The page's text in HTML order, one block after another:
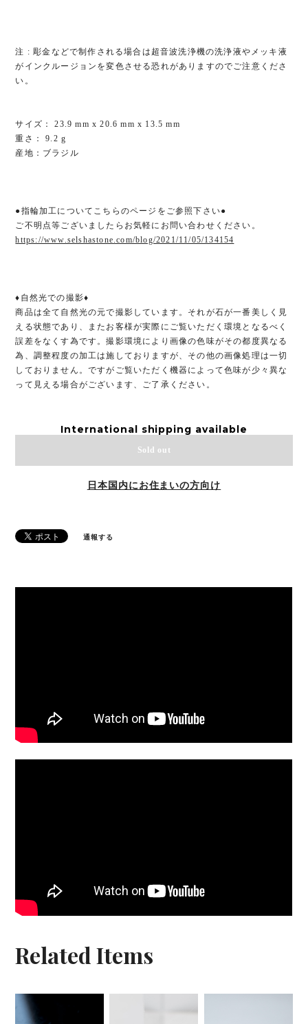
注 : 彫金などで制作される場合は超音波洗浄機の洗浄液やメッキ液
がインクルージョンを変色させる恐れがありますのでご注意くださ
い。
サイズ： 23.9 mm x 20.6 mm x 13.5 mm
重さ： 9.2 g
産地：ブラジル
●指輪加工についてこちらのページをご参照下さい●
ご不明点等ございましたらお気軽にお問い合わせください。
https://www.selshastone.com/blog/2021/11/05/134154
♦︎自然光での撮影♦︎
商品は全て自然光の元で撮影しています。それが石が一番美しく見
える状態であり、またお客様が実際にご覧いただく環境となるべく
誤差をなくす為です。撮影環境により画像の色味がその都度異なる
為、調整程度の加工は施しておりますが、その他の画像処理は一切
しておりません。ですがご覧いただく機器によって色味が少々異な
って見える場合がございます、ご了承ください。
International shipping available
Sold out
日本国内にお住まいの方向け
通報する
Related Items